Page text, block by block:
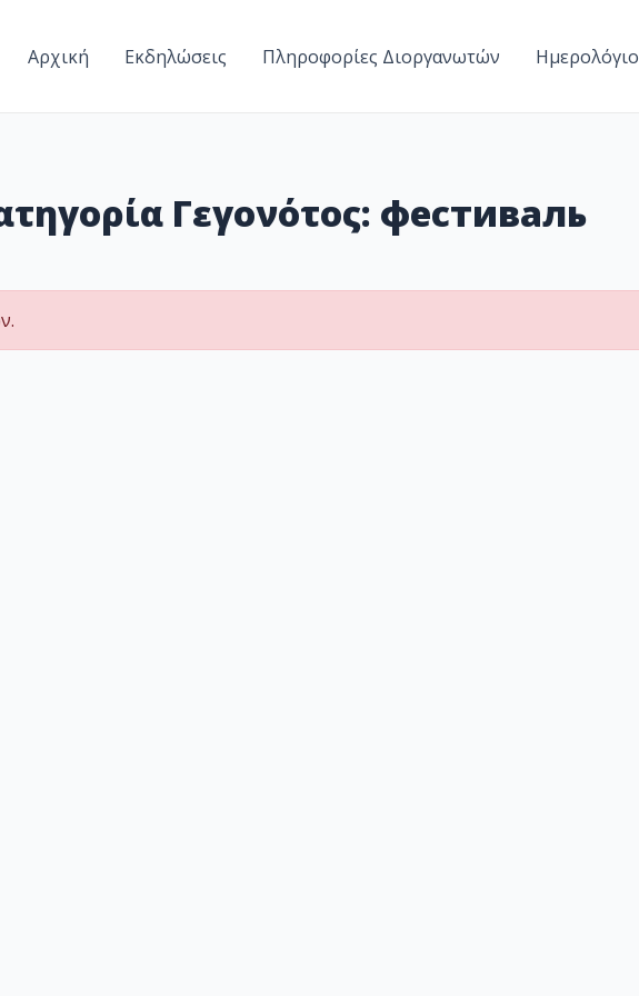
Αρχική Εκδηλώσεις Πληροφορίες Διοργανωτών Ημερολόγιο
Γεγονότος: фестиваль